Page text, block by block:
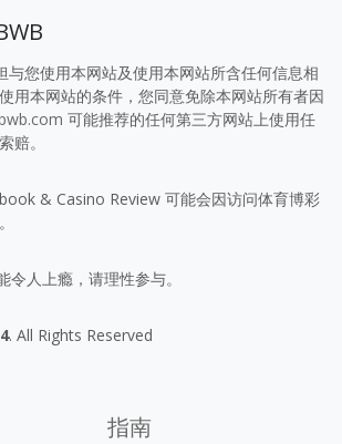
与您使用本网站及使用本网站所含任何信息相
用本网站的条件，您同意免除本网站所有者因
可能推荐的任何第三方网站上使用任
赔。
& Casino Review 可能会因访问体育博彩
人上瘾，请理性参与。
. All Rights Reserved
指南